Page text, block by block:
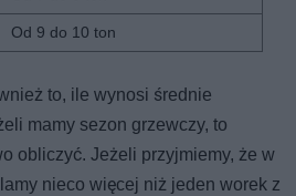
Od 9 do 10 ton
to, ile wynosi średnie
mamy sezon grzewczy, to
obliczyć. Jeżeli przyjmiemy, że w
nieco więcej niż jeden worek z